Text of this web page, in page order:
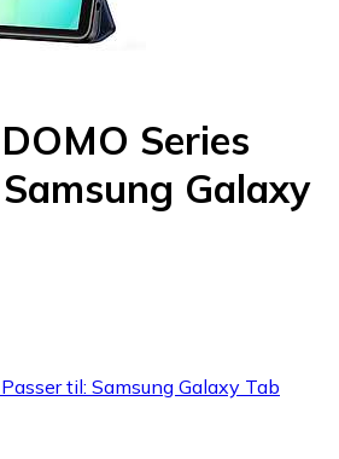
Series
Galaxy
til: Samsung Galaxy Tab